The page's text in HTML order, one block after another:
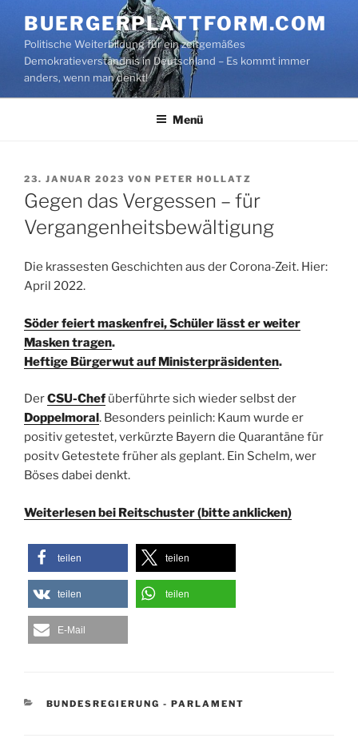
Inhalt
springen
BUERGERPLATTFORM.COM
Politische Weiterbildung für ein zeitgemäßes
Demokratieverständnis in Deutschland – Es kommt immer
anders, wenn man denkt!
Menü
VERÖFFENTLICHT
AM
23. JANUAR 2023 VON PETER HOLLATZ
Gegen das Vergessen – für
Vergangenheitsbewältigung
Die krassesten Geschichten aus der Corona-Zeit. Hier:
April 2022.
Söder feiert maskenfrei, Schüler lässt er weiter
Masken tragen.
Heftige Bürgerwut auf Ministerpräsidenten.
DerCSU-Chef überführte sich wieder selbst der
Doppelmoral. Besonders peinlich: Kaum wurde er
positiv getestet, verkürzte Bayern die Quarantäne für
positv Getestete früher als geplant. Ein Schelm, wer
Böses dabei denkt.
Weiterlesen bei Reitschuster (bitte anklicken)
teilen teilen
teilen teilen
E-Mail
KATEGORIEN
BUNDESREGIERUNG - PARLAMENT